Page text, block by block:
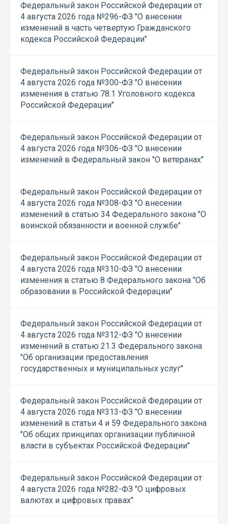
Федеральный закон Российской Федерации от
4 августа 2026 года №296-ФЗ "О внесении
изменений в часть четвертую Гражданского
кодекса Российской Федерации"
Федеральный закон Российской Федерации от
4 августа 2026 года №300-ФЗ "О внесении
изменения в статью 78.1 Уголовного кодекса
Российской Федерации"
Федеральный закон Российской Федерации от
4 августа 2026 года №306-ФЗ "О внесении
изменений в Федеральный закон "О ветеранах"
Федеральный закон Российской Федерации от
4 августа 2026 года №308-ФЗ "О внесении
изменений в статью 34 Федерального закона "О
воинской обязанности и военной службе"
Федеральный закон Российской Федерации от
4 августа 2026 года №310-ФЗ "О внесении
изменения в статью 8 Федерального закона "Об
образовании в Российской Федерации"
Федеральный закон Российской Федерации от
4 августа 2026 года №312-ФЗ "О внесении
изменений в статью 21.3 Федерального закона
"Об организации предоставления
государственных и муниципальных услуг"
Федеральный закон Российской Федерации от
4 августа 2026 года №313-ФЗ "О внесении
изменений в статьи 4 и 59 Федерального закона
"Об общих принципах организации публичной
власти в субъектах Российской Федерации"
Федеральный закон Российской Федерации от
4 августа 2026 года №282-ФЗ "О цифровых
валютах и цифровых правах"